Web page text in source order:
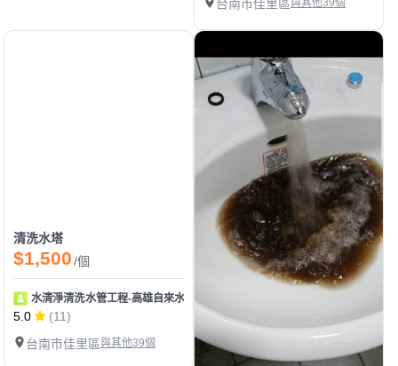
台南市佳里區與其他39個
清洗水塔
$1,500/個
水清淨清洗水管工程-高雄自來水管清洗/高雄水塔清洗
5.0
(11)
台南市佳里區與其他39個